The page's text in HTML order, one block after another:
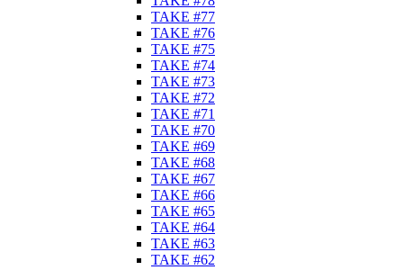
TAKE #77
TAKE #76
TAKE #75
TAKE #74
TAKE #73
TAKE #72
TAKE #71
TAKE #70
TAKE #69
TAKE #68
TAKE #67
TAKE #66
TAKE #65
TAKE #64
TAKE #63
TAKE #62